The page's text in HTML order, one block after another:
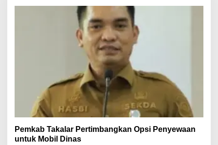
Pemkab Takalar Pertimbangkan Opsi Penyewaan
untuk Mobil Dinas